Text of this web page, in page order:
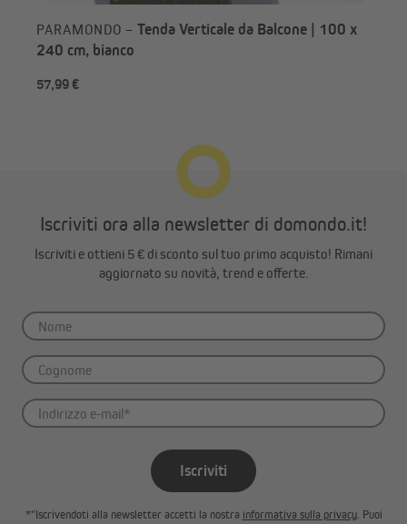
PARAMONDO – Tenda Verticale da Balcone | 100 x
240 cm, bianco
57,99 €
Iscriviti ora alla newsletter di domondo.it!
Iscriviti e ottieni 5 € di sconto sul tuo primo acquisto! Rimani
aggiornato su novità, trend e offerte.
Iscriviti
*"Iscrivendoti alla newsletter accetti la nostra informativa sulla privacy. Puoi